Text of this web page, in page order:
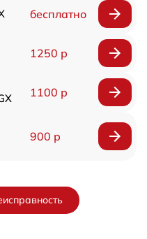
бесплатно
1250 р
1100 р
900 р